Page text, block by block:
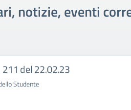
notizie, eventi
211 del 22.02.23
Studente